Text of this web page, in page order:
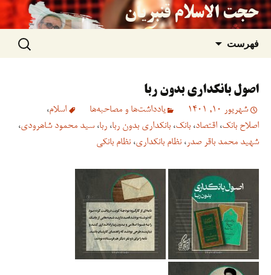
حجت الاسلام قنبریان
فهرست
نوشته‌ها
جستجو
برای:
اصول بانکداری بدون ربا
شهریور 10, 1401 یادداشت‌ها و مصاحبه‌ها اسلام،
اصلاح بانک، اقتصاد، بانک، بانکداری بدون ربا، ربا، سید محمود شاهرودی،
شهید محمد باقر صدر ، نظام بانکداری، نظام بانکی